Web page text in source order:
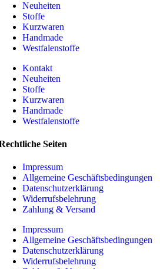
Neuheiten
Stoffe
Kurzwaren
Handmade
Westfalenstoffe
Kontakt
Neuheiten
Stoffe
Kurzwaren
Handmade
Westfalenstoffe
Seiten
Impressum
Allgemeine Geschäftsbedingungen
Datenschutzerklärung
Widerrufsbelehrung
Zahlung & Versand
Impressum
Allgemeine Geschäftsbedingungen
Datenschutzerklärung
Widerrufsbelehrung